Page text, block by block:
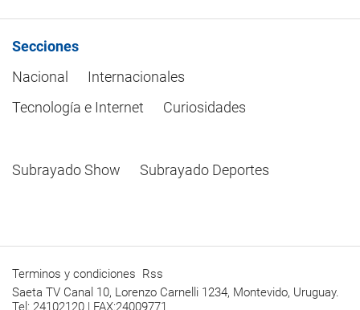
Secciones
Nacional
Internacionales
Tecnología e Internet
Curiosidades
Subrayado Show Subrayado Deportes
Terminos y condiciones Rss
Saeta TV Canal 10, Lorenzo Carnelli 1234, Montevido, Uruguay.
Tel: 24102120 | FAX:24009771